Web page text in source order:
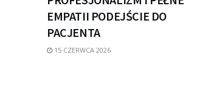
EMPATII PODEJŚCIE DO
PACJENTA
15 CZERWCA 2026